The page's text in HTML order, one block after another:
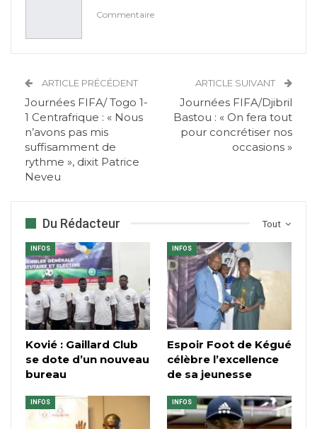
Commentaire
ARTICLE PRÉCÉDENT
Journées FIFA/ Togo 1-
1 Centrafrique : « Nous
n’avons pas mis
suffisamment de
rythme », dixit Patrice
Neveu
ARTICLE SUIVANT
Journées FIFA/Djibril
Bastou : « On fera tout
pour concrétiser nos
occasions »
Tout
Du Rédacteur
INFOS
Kovié : Gaillard Club
se dote d’un nouveau
bureau
INFOS
Espoir Foot de Kégué
célèbre l’excellence
de sa jeunesse
INFOS INFOS